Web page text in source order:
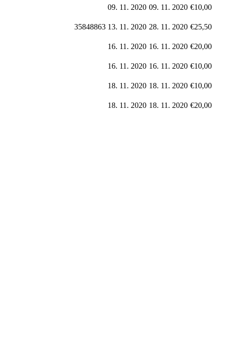
09. 11. 2020 09. 11. 2020 €10,00
35848863 13. 11. 2020 28. 11. 2020 €25,50
16. 11. 2020 16. 11. 2020 €20,00
16. 11. 2020 16. 11. 2020 €10,00
18. 11. 2020 18. 11. 2020 €10,00
18. 11. 2020 18. 11. 2020 €20,00